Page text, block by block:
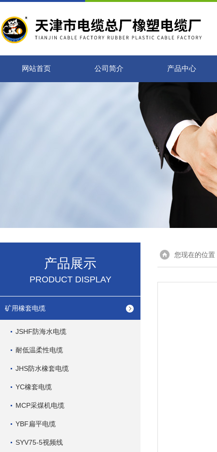
网站首页 公司简介 产品中心
产品展示
PRODUCT DISPLAY
矿用橡套电缆
JSHF防海水电缆
耐低温柔性电缆
JHS防水橡套电缆
YC橡套电缆
MCP采煤机电缆
YBF扁平电缆
SYV75-5视频线
您现在的位置